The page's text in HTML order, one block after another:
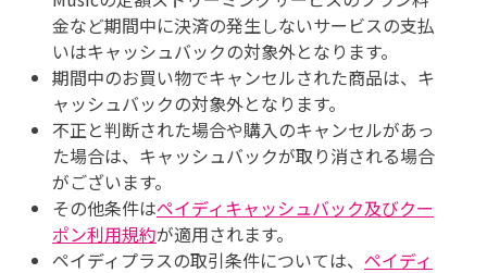
金など期間中に決済の発生しないサービスの支払
いはキャッシュバックの対象外となります。
期間中のお買い物でキャンセルされた商品は、キ
ャッシュバックの対象外となります。
不正と判断された場合や購入のキャンセルがあっ
た場合は、キャッシュバックが取り消される場合
がございます。
その他条件はペイディキャッシュバック及びクー
ポン利用規約が適用されます。
ペイディプラスの取引条件については、 ペイディ